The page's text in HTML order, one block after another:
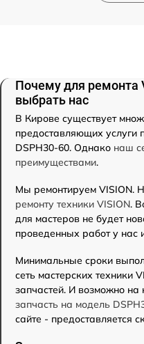
Почему для ремонта
выбрать нас
В Кирове существует
предоставляющих услуги
DSPH30-60. Однако наш
преимуществами.
Мы ремонтируем VISION.
ремонту техники VISION.
для мастеров не будет
проведенных работ у нас
Минимальные сроки
сеть мастерских техники
запчастей. И возможно
запчасть на модель
сайте - предоставляется